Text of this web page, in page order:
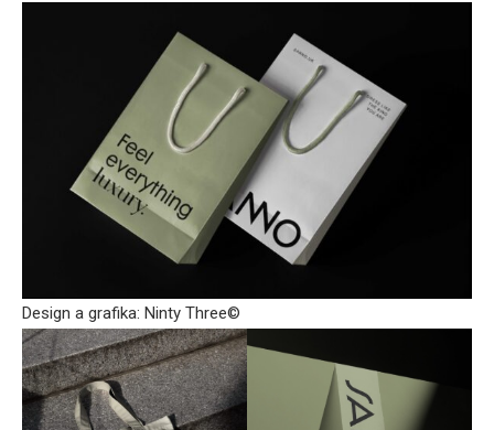
Design a grafika: Ninty Three©